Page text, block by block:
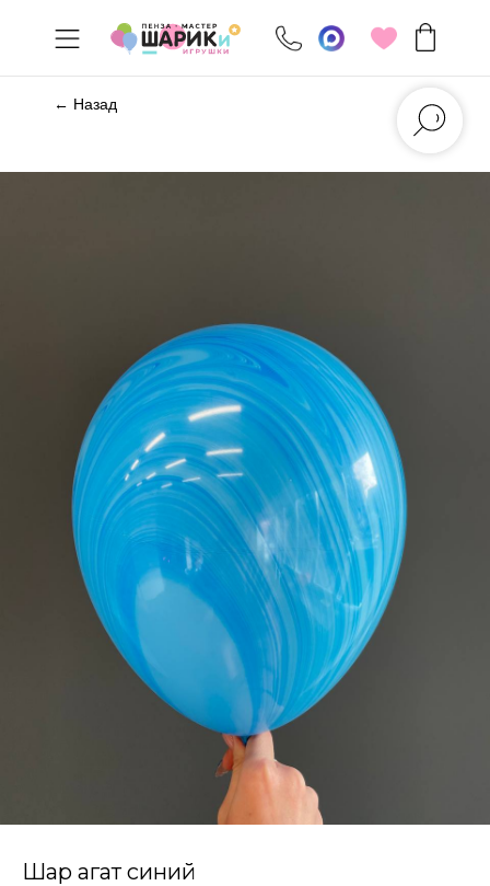
← Назад
Шар агат синий